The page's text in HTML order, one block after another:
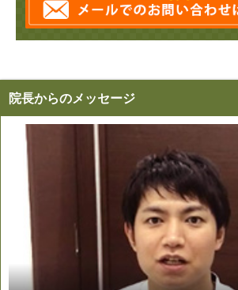
院長からのメッセージ